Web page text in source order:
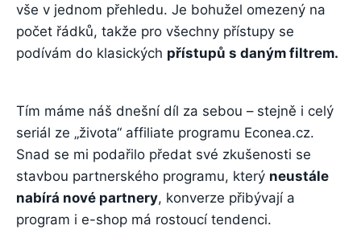
vše v jednom přehledu. Je bohužel omezený na
počet řádků, takže pro všechny přístupy se
podívám do klasických přístupů s daným filtrem.
Tím máme náš dnešní díl za sebou – stejně i celý
seriál ze „života“ affiliate programu Econea.cz.
Snad se mi podařilo předat své zkušenosti se
stavbou partnerského programu, který neustále
nabírá nové partnery, konverze přibývají a
program i e-shop má rostoucí tendenci.